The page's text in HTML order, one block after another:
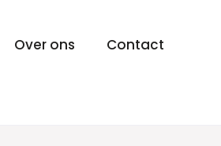
Over ons Contact